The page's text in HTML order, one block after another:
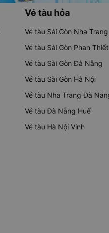
Vé tàu hỏa
Vé tàu Sài Gòn Nha Trang
Vé tàu Sài Gòn Phan Thiết
Vé tàu Sài Gòn Đà Nẵng
Vé tàu Sài Gòn Hà Nội
Vé tàu Nha Trang Đà
Vé tàu Đà Nẵng Huế
Vé tàu Hà Nội Vinh